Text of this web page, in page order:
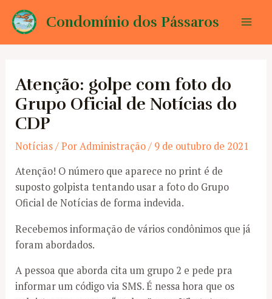
para
Condomínio dos Pássaros
Atenção: golpe com foto do
Grupo Oficial de Notícias do
CDP
Notícias/ PorAdministração/ 9 de outubro de 2021
Atenção! O número que aparece no print é de
suposto golpista tentando usar a foto do Grupo
Oficial de Notícias de forma indevida.
Recebemos informação de vários condônimos que já
foram abordados.
A pessoa que aborda cita um grupo 2 e pede pra
informar um código via SMS. É nessa hora que os